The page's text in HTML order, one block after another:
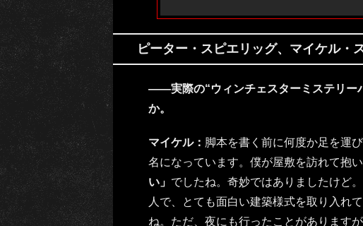
ピーター・スピエリッグ、マイケル・
――実際の“ウィンチェスターミステリー
か。
マイケル： 脚本を書く前に何度か足を運
名になっています。僕が屋敷を訪れて抱
い」 でしたね。奇妙ではありましたけど
人で、とても面白い建築様式を取り入れ
ね。ただ、夜にも行ったことがあります